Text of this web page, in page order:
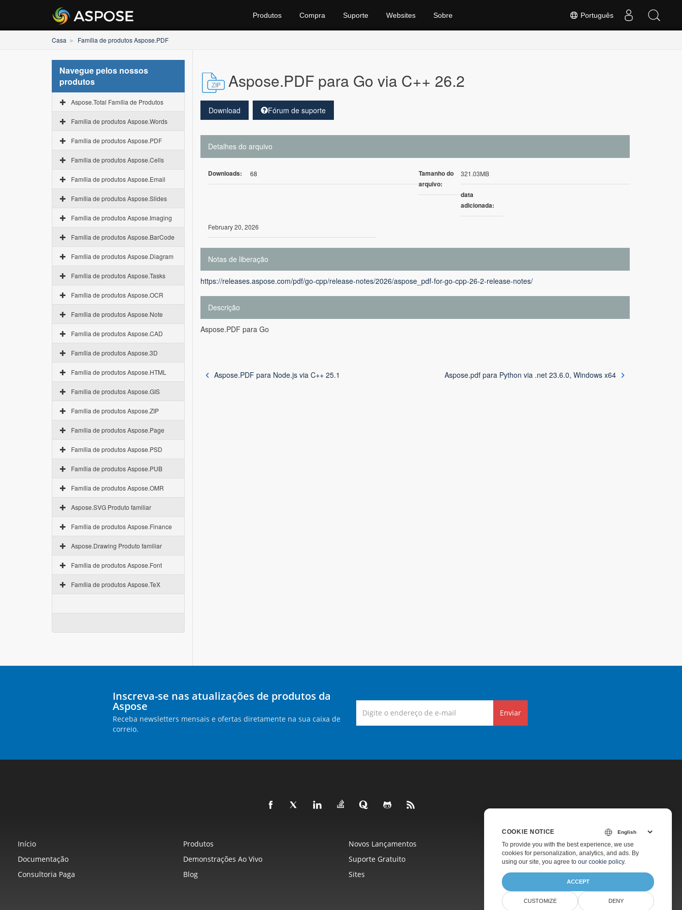
Português
Produtos Compra Suporte Websites Sobre
Casa Família de produtos Aspose.PDF
Navegue pelos nossos
produtos
Aspose.Total Família de Produtos
Família de produtos Aspose.Words
Família de produtos Aspose.PDF
Família de produtos Aspose.Cells
Família de produtos Aspose.Email
Família de produtos Aspose.Slides
Família de produtos Aspose.Imaging
Família de produtos Aspose.BarCode
Família de produtos Aspose.Diagram
Família de produtos Aspose.Tasks
Família de produtos Aspose.OCR
Família de produtos Aspose.Note
Família de produtos Aspose.CAD
Família de produtos Aspose.3D
Família de produtos Aspose.HTML
Família de produtos Aspose.GIS
Família de produtos Aspose.ZIP
Família de produtos Aspose.Page
Família de produtos Aspose.PSD
Família de produtos Aspose.PUB
Família de produtos Aspose.OMR
Aspose.SVG Produto familiar
Família de produtos Aspose.Finance
Aspose.Drawing Produto familiar
Família de produtos Aspose.Font
Família de produtos Aspose.TeX
Aspose.PDF para Go via C++ 26.2
Download Fórum de suporte
Detalhes do arquivo
Downloads: 68
Tamanho do
arquivo:
321.03MB
data
adicionada:
February 20, 2026
Notas de liberação
https://releases.aspose.com/pdf/go-cpp/release-notes/2026/aspose_pdf-for-go-cpp-26-2-release-notes/
Descrição
Aspose.PDF para Go
Aspose.PDF para Node.js via C++ 25.1 Aspose.pdf para Python via .net 23.6.0, Windows x64
Inscreva-se nas atualizações de produtos da
Aspose
Receba newsletters mensais e ofertas diretamente na sua caixa de
correio.
Enviar
Início Produtos Novos Lançamentos
Preços
Documentação
Demonstrações Ao Vivo Suporte Gratuito
Suporte Pago
Consultoria Paga
Blog Sites Sobre
COOKIE NOTICE
To provide you with the best experience, we use
cookies for personalization, analytics, and ads. By
using our site, you agree to our cookie policy.
ACCEPT
CUSTOMIZE DENY